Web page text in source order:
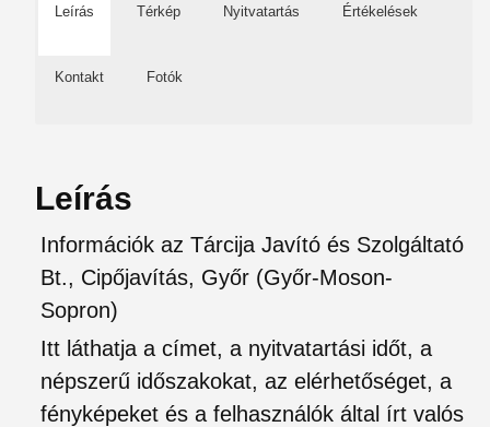
Leírás Térkép Nyitvatartás Értékelések
Kontakt Fotók
Leírás
Információk az Tárcija Javító és Szolgáltató
Bt., Cipőjavítás, Győr (Győr-Moson-
Sopron)
Itt láthatja a címet, a nyitvatartási időt, a
népszerű időszakokat, az elérhetőséget, a
fényképeket és a felhasználók által írt valós